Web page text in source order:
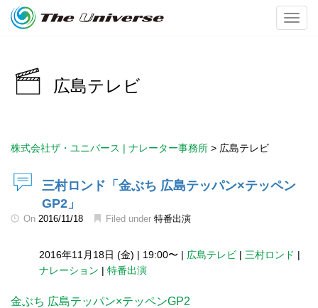
広島テレビ
株式会社ザ・ユニバース | ナレーター事務所 > 広島テレビ
三村ロンド「金ぶち 広島テッパン×テッペン
GP2」
On 2016/11/18 Filed under 特番出演
2016年11月18日 (金) | 19:00〜 | 広島テレビ | 三村ロンド |
ナレーション | 特番出演
金ぶち 広島テッパン×テッペンGP2